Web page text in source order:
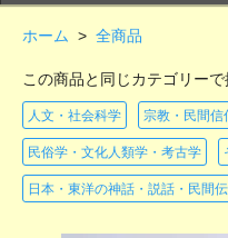
ホーム > 全商品
この商品と同じカテゴリーで
人文・社会科学 宗教・民間信
民俗学・文化人類学・考古学
日本・東洋の神話・説話・民間